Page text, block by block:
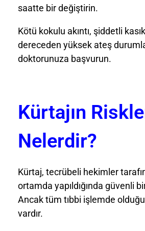
saatte bir değiştirin.
Kötü kokulu akıntı, şiddetli kasık
dereceden yüksek ateş
doktorunuza başvurun.
Kürtajın
Nelerdir?
Kürtaj, tecrübeli hekimler
ortamda yapıldığında güvenli
Ancak tüm tıbbi işlemde
vardır.